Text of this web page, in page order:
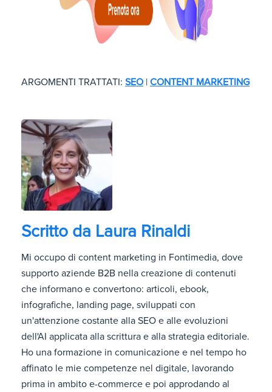
ARGOMENTI TRATTATI: SEO | CONTENT MARKETING
Scritto da Laura Rinaldi
Mi occupo di content marketing in Fontimedia, dove
supporto aziende B2B nella creazione di contenuti
che informano e convertono: articoli, ebook,
infografiche, landing page, sviluppati con
un'attenzione costante alla SEO e alle evoluzioni
dell'AI applicata alla scrittura e alla strategia editoriale.
Ho una formazione in comunicazione e nel tempo ho
affinato le mie competenze nel digitale, lavorando
prima in ambito e-commerce e poi approdando al